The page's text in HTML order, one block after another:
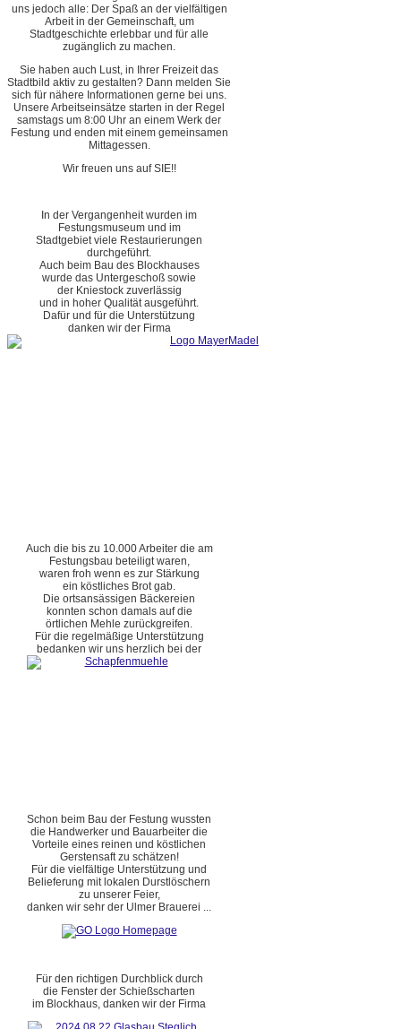
uns jedoch alle: Der Spaß an der vielfältigen
Arbeit in der Gemeinschaft, um
Stadtgeschichte erlebbar und für alle
zugänglich zu machen.
Sie haben auch Lust, in Ihrer Freizeit das
Stadtbild aktiv zu gestalten? Dann melden Sie
sich für nähere Informationen gerne bei uns.
Unsere Arbeitseinsätze starten in der Regel
samstags um 8:00 Uhr an einem Werk der
Festung und enden mit einem gemeinsamen
Mittagessen.
Wir freuen uns auf SIE!!
In der Vergangenheit wurden im
Festungsmuseum und im
Stadtgebiet viele Restaurierungen
durchgeführt.
Auch beim Bau des Blockhauses
wurde das Untergeschoß sowie
der Kniestock zuverlässig
und in hoher Qualität ausgeführt.
Dafür und für die Unterstützung
danken wir der Firma
Auch die bis zu 10.000 Arbeiter die am
Festungsbau beteiligt waren,
waren froh wenn es zur Stärkung
ein köstliches Brot gab.
Die ortsansässigen Bäckereien
konnten schon damals auf die
örtlichen Mehle zurückgreifen.
Für die regelmäßige Unterstützung
bedanken wir uns herzlich bei der
Schon beim Bau der Festung wussten
die Handwerker und Bauarbeiter die
Vorteile eines reinen und köstlichen
Gerstensaft zu schätzen!
Für die vielfältige Unterstützung und
Belieferung mit lokalen Durstlöschern
zu unserer Feier,
danken wir sehr der Ulmer Brauerei ...
Für den richtigen Durchblick durch
die Fenster der Schießscharten
im Blockhaus, danken wir der Firma